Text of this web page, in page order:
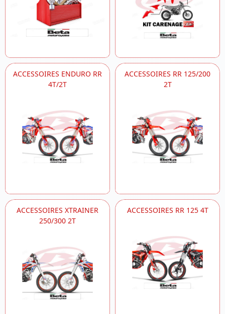
ACCESSOIRES ENDURO RR
4T/2T
ACCESSOIRES RR 125/200
2T
ACCESSOIRES XTRAINER
250/300 2T
ACCESSOIRES RR 125 4T